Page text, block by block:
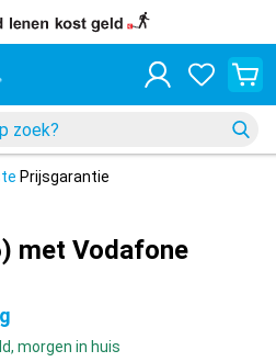
Prijsgarantie
met Vodafone
morgen in huis